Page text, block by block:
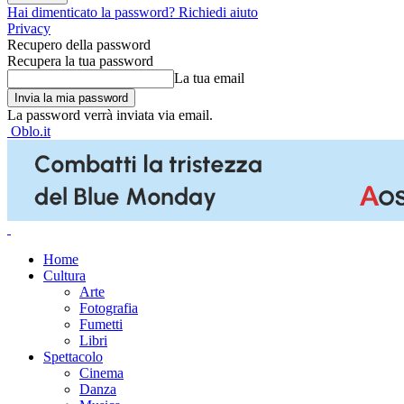
Hai dimenticato la password? Richiedi aiuto
Privacy
Recupero della password
Recupera la tua password
La tua email
La password verrà inviata via email.
Oblo.it
Home
Cultura
Arte
Fotografia
Fumetti
Libri
Spettacolo
Cinema
Danza